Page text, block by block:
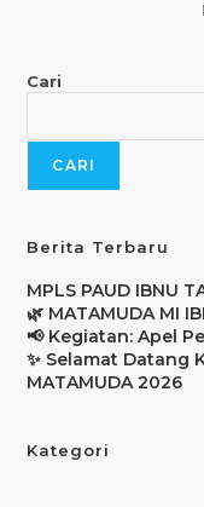
Cari
CARI
Berita Terbaru
MPLS PAUD IBNU
🌿 MATAMUDA MI
📢 Kegiatan: Apel
✨ Selamat Datang
MATAMUDA 2026
Kategori